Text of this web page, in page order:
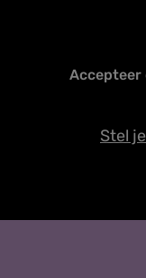
Accepteer
Stel